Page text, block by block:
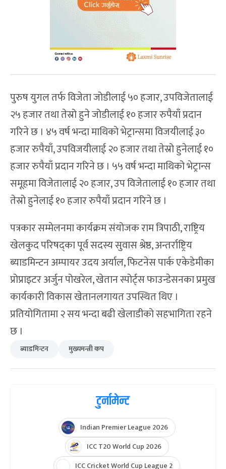
पुरुष युगल तर्फ विजेता जोडीलाई ५० हजार, उपविजेतालाई
२५ हजार तथा तेस्रो हुने जोडीलाई १० हजार रुपैयाँ प्रदान
गरिने छ । ४५ वर्ष भन्दा माथिको भेट्रान्समा विजयीलाई ३०
हजार रुपैयाँ, उपविजयीलाई २० हजार तथा तेस्रो हुनेलाई १०
हजार रुपैयाँ प्रदान गरिने छ । ५५ वर्ष भन्दा माथिको भेट्रान्स
समूहमा विजेतालाई २० हजार, उप विजेतालाई १० हजार तथा
तेस्रो हुनेलाई १० हजार रुपैयाँ प्रदान गरिने छ ।
पत्रकार सम्मेलनमा कार्यक्रम संयोजक राम त्रिपाठी, राष्ट्रिय
खेलकुद परिषद्का पूर्व सदस्य सुवास श्रेष्ठ, अन्तर्राष्ट्रिय
ब्याडमिन्टन अम्पायर उदय अर्याल, फिटनेस पार्क एकेडेमीका
प्रोप्राइटर अर्जुन पोखरेल, खेतान स्पोर्ट्स फाउन्डेसनका प्रमुख
कार्यकारी विकास खेतानलगायत उपस्थित थिए ।
प्रतियोगितामा २ सय भन्दा बढी खेलाडीको सहभागिता रहने
छ ।
ब्याडमिन्टन मुख्यमन्त्री कप
टुर्नामेन्ट
Indian Premier League 2026
ICC T20 World Cup 2026
ICC Cricket World Cup League 2